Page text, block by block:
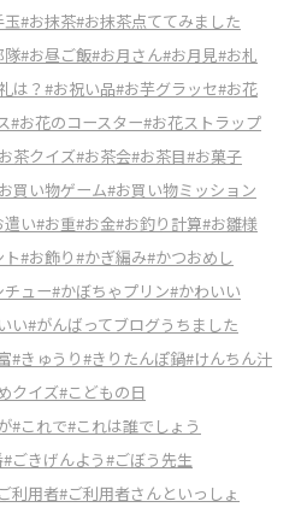
玉#お抹茶#お抹茶点ててみました
隊#お昼ご飯#お月さん#お月見#お札
は？ #お祝い品#お芋グラッセ#お花
#お花のコースター#お花ストラップ
茶クイズ#お茶会#お茶目#お菓子
買い物ゲーム#お買い物ミッション
遣い#お重#お金#お釣り計算#お雛様
#お飾り#かぎ編み#かつおめし
ュー#かぼちゃプリン#かわいい
い#がんばってブログうちました
#きゅうり#きりたんぽ鍋#けんちん汁
クイズ#こどもの日
#これで#これは誰でしょう
#ごきげんよう#ごぼう先生
利用者#ご利用者さんといっしょ